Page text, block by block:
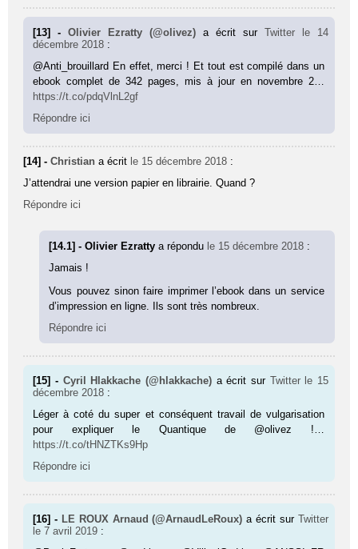
[13] -Olivier Ezratty (@olivez) a écrit sur Twitter
le 14
décembre 2018 :
@Anti_brouillard En effet, merci ! Et tout est compilé dans un
ebook complet de 342 pages, mis à jour en novembre 2…
https://t.co/pdqVlnL2gf
Répondre ici
[14] -Christian a écrit le 15 décembre 2018 :
J’attendrai une version papier en librairie. Quand ?
Répondre ici
[14.1] - Olivier Ezrattya répondu le 15 décembre 2018 :
Jamais !
Vous pouvez sinon faire imprimer l’ebook dans un service
d’impression en ligne. Ils sont très nombreux.
Répondre ici
[15] - Cyril Hlakkache (@hlakkache) a écrit sur Twitter le 15
décembre 2018 :
Léger à coté du super et conséquent travail de vulgarisation
pour expliquer le Quantique de @olivez !…
https://t.co/tHNZTKs9Hp
Répondre ici
[16] - LE ROUX Arnaud (@ArnaudLeRoux) a écrit sur Twitter
le 7 avril 2019 :